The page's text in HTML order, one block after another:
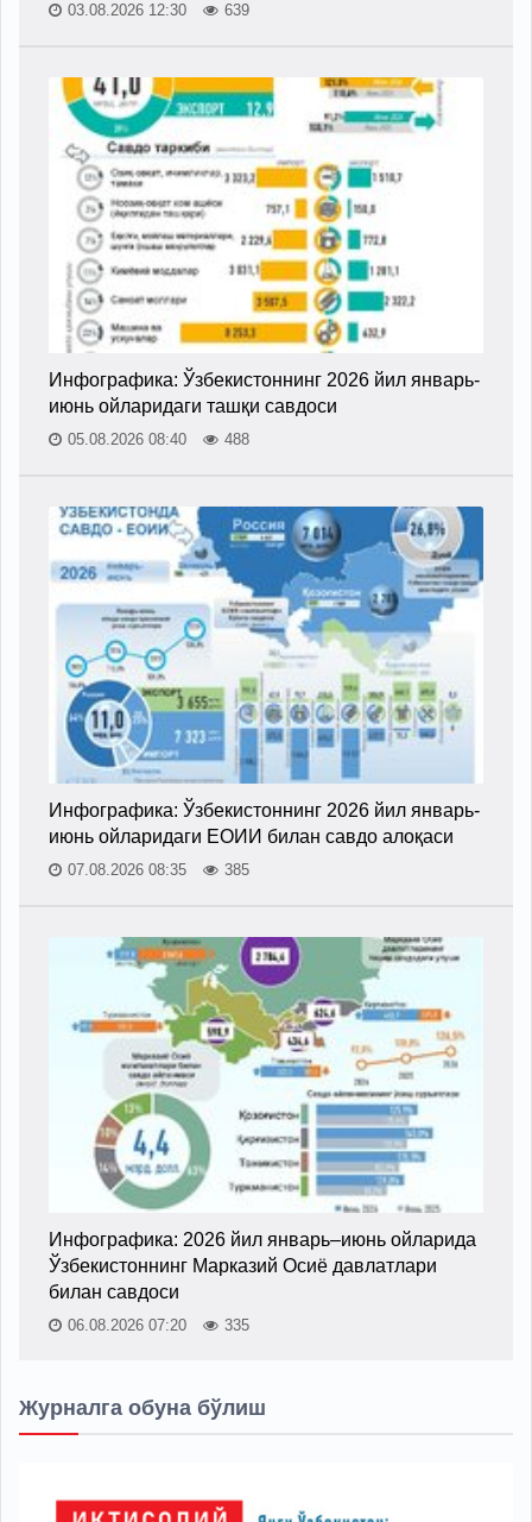
03.08.2026 12:30 639
Инфографика: Ўзбекистоннинг 2026 йил январь-
июнь ойларидаги ташқи савдоси
05.08.2026 08:40 488
Инфографика: Ўзбекистоннинг 2026 йил январь-
июнь ойларидаги ЕОИИ билан савдо алоқаси
07.08.2026 08:35 385
Инфографика: 2026 йил январь–июнь ойларида
Ўзбекистоннинг Марказий Осиё давлатлари
билан савдоси
06.08.2026 07:20 335
Журналга обуна бўлиш